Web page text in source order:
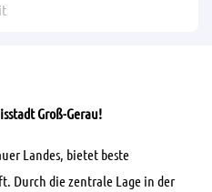
Groß-Gerau!
Landes, bietet beste
Durch die zentrale Lage in der